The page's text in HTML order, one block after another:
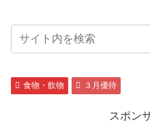
食物・飲物 ３月優待
スポン